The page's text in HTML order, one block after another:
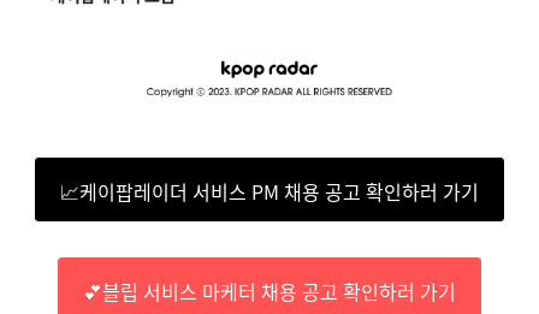
📈케이팝레이더 서비스 PM 채용 공고 확인하러 가기
💕블립 서비스 마케터 채용 공고 확인하러 가기